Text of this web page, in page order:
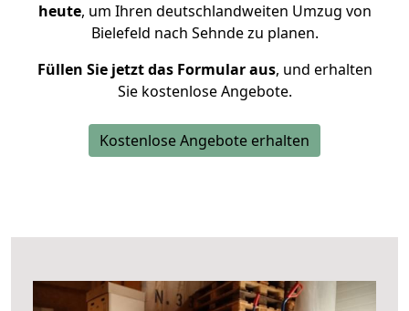
heute, um Ihren deutschlandweiten Umzug von
Bielefeld nach Sehnde zu planen.
Füllen Sie jetzt das Formular aus, und erhalten
Sie kostenlose Angebote.
Kostenlose Angebote erhalten